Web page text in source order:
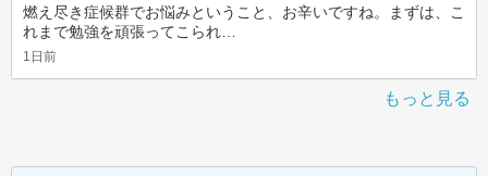
燃え尽き症候群でお悩みということ、お辛いですね。まずは、こ
れまで勉強を頑張ってこられ…
1日前
もっと見る